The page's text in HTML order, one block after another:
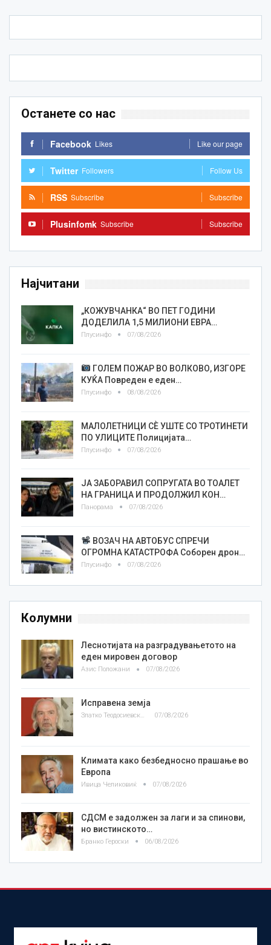
Останете со нас
Facebook Likes Like our page
Twitter Followers Follow Us
RSS Subscribe Subscribe
Plusinfomk Subscribe Subscribe
Најчитани
„КОЖУВЧАНКА“ ВО ПЕТ ГОДИНИ
ДОДЕЛИЛА 1,5 МИЛИОНИ ЕВРА…
Плусинфо 07/08/2026
ГОЛЕМ ПОЖАР ВО ВОЛКОВО, ИЗГОРЕ
КУЌА Повреден е еден…
Плусинфо 08/08/2026
МАЛОЛЕТНИЦИ СÈ УШТЕ СО ТРОТИНЕТИ
ПО УЛИЦИТЕ Полицијата…
Плусинфо 07/08/2026
ЈА ЗАБОРАВИЛ СОПРУГАТА ВО ТОАЛЕТ
НА ГРАНИЦА И ПРОДОЛЖИЛ КОН…
Панорама 07/08/2026
ВОЗАЧ НА АВТОБУС СПРЕЧИ
ОГРОМНА КАТАСТРОФА Соборен дрон…
Плусинфо 07/08/2026
Колумни
Леснотијата на разградувањетото на
еден мировен договор
Азис Положани 07/08/2026
Исправена земја
Златко Теодосиевски 07/08/2026
Климата како безбедносно прашање во
Европа
Ивица Челиковиќ 07/08/2026
СДСМ е задолжен за лаги и за спинови,
но вистинското…
Бранко Героски 06/08/2026